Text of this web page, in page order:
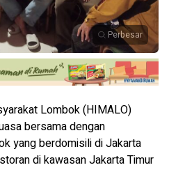
Perbesar
Lombok (HIMALO)
bersama dengan
yang berdomisili di Jakarta
di kawasan Jakarta Timur